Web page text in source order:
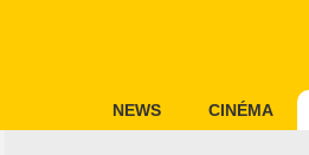
NEWS CINÉMA